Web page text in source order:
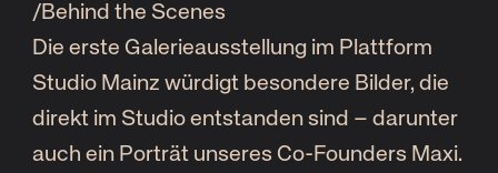
/Behind the Scenes
Die erste Galerieausstellung im Plattform
Studio Mainz würdigt besondere Bilder, die
direkt im Studio entstanden sind – darunter
auch ein Porträt unseres Co-Founders Maxi.